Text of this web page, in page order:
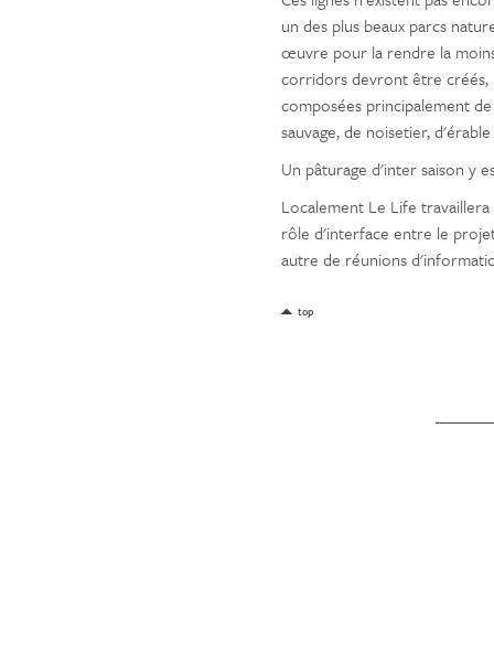
un des plus beaux parcs
œuvre pour la rendre la
corridors devront être créés,
composées principalement
sauvage, de noisetier,
Un pâturage d'inter saison y
Localement Le Life travaillera
rôle d'interface entre le
autre de réunions
top